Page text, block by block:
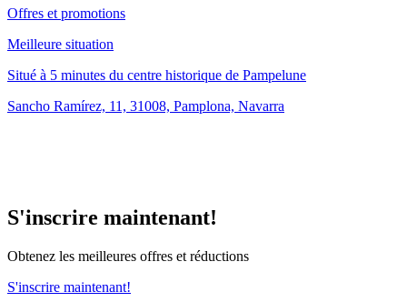
Offres et promotions
Meilleure situation
Situé à 5 minutes du centre historique de Pampelune
Sancho Ramírez, 11, 31008, Pamplona, Navarra
S'inscrire maintenant!
Obtenez les meilleures offres et réductions
S'inscrire maintenant!